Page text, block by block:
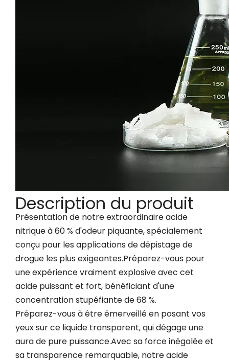
Description du produit
Présentation de notre extraordinaire acide
nitrique à 60 % d'odeur piquante, spécialement
conçu pour les applications de dépistage de
drogue les plus exigeantes.Préparez-vous pour
une expérience vraiment explosive avec cet
acide puissant et fort, bénéficiant d'une
concentration stupéfiante de 68 %.
Préparez-vous à être émerveillé en posant vos
yeux sur ce liquide transparent, qui dégage une
aura de pure puissance.Avec sa force inégalée et
sa transparence remarquable, notre acide